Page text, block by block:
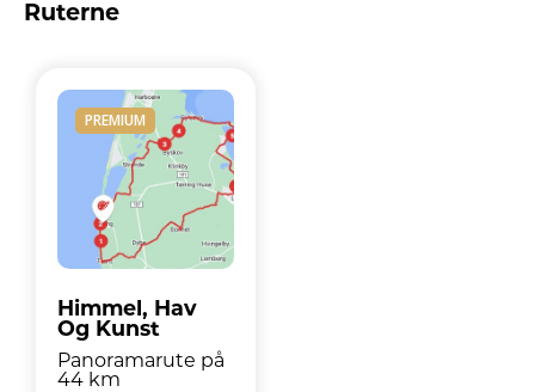
Ruterne
PREMIUM
Himmel, Hav
Og Kunst
Panoramarute på
44 km